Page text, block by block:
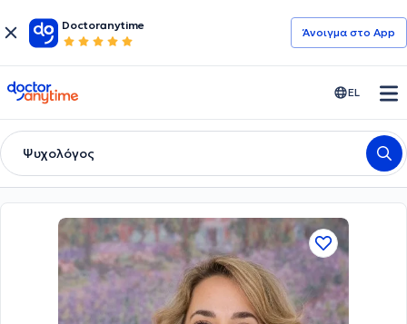
Doctoranytime
Άνοιγμα στο App
doctoranytime EL
Ψυχολόγος